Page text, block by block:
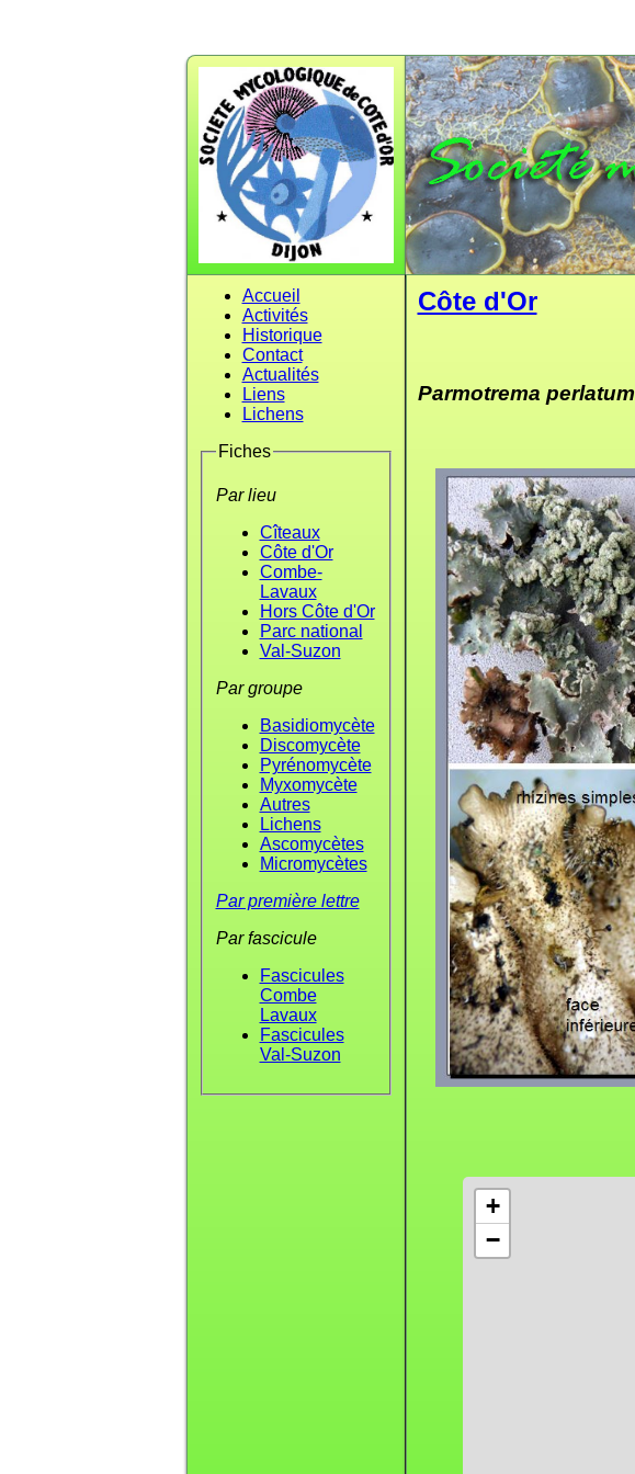
Accueil
Activités
Historique
Contact
Actualités
Liens
Lichens
Fiches
Par lieu
Cîteaux
Côte d'Or
Combe-
Lavaux
Hors Côte d'Or
Parc national
Val-Suzon
Par groupe
Basidiomycète
Discomycète
Pyrénomycète
Myxomycète
Autres
Lichens
Ascomycètes
Micromycètes
Par première lettre
Par fascicule
Fascicules
Combe
Lavaux
Fascicules
Val-Suzon
Côte d'Or
Parmotrema perlatum
+
−